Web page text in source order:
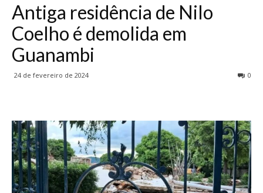
Antiga residência de Nilo
Coelho é demolida em
Guanambi
24 de fevereiro de 2024 0